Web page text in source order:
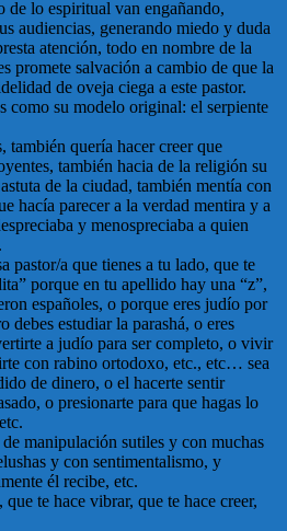
lo espiritual van engañando,
audiencias, generando miedo y duda
atención, todo en nombre de la
promete salvación a cambio de que la
de oveja ciega a este pastor.
como su modelo original: el serpiente
también quería hacer creer que
también hacia de la religión su
de la ciudad, también mentía con
hacía parecer a la verdad mentira y a
y menospreciaba a quien
pastor/a que tienes a tu lado, que te
porque en tu apellido hay una “z”,
españoles, o porque eres judío por
debes estudiar la parashá, o eres
a judío para ser completo, o vivir
con rabino ortodoxo, etc., etc… sea
de dinero, o el hacerte sentir
o presionarte para que hagas lo
manipulación sutiles y con muchas
y con sentimentalismo, y
él recibe, etc.
te hace vibrar, que te hace creer,